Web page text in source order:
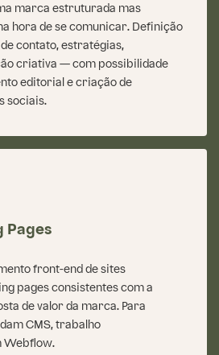
marca estruturada mas
hora de se comunicar. Definição
contato, estratégias,
criativa — com possibilidade
editorial e criação de
sociais.
Pages
front-end de sites
pages consistentes com a
de valor da marca. Para
CMS, trabalho
Webflow.